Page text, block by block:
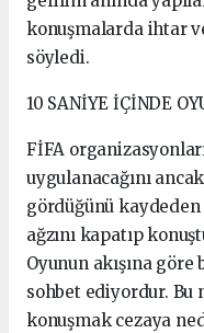
konuşmalarda ihtar
söyledi.
10 SANİYE İÇİNDE
FİFA
uygulanacağını
gördüğünü kaydeden
ağzını kapatıp
Oyunun akışına
sohbet ediyordur. Bu
konuşmak cezaya